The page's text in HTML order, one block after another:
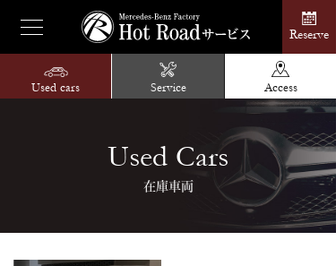
Reserve
Used cars Service Access
Used Cars
在庫車両